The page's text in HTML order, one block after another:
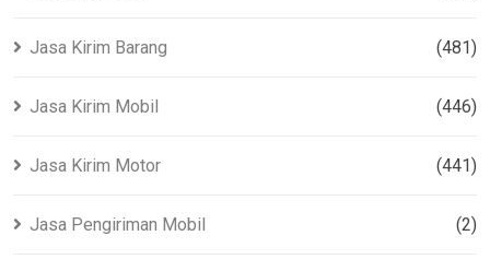
Jasa Kirim Barang (481)
Jasa Kirim Mobil (446)
Jasa Kirim Motor (441)
Jasa Pengiriman Mobil (2)